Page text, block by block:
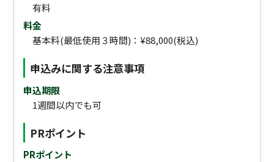
有料
料金
基本料(最低使用３時間)：¥88,000(税込)
申込みに関する注意事項
申込期限
1週間以内でも可
PRポイント
PRポイント